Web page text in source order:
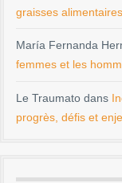
graisses
María Fernanda
femmes et les
Le Traumato dans
progrès, défis et